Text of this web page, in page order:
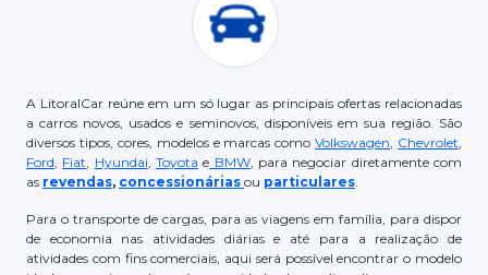
A LitoralCar reúne em um só lugar as principais ofertas relacionadas
a carros novos, usados e seminovos, disponíveis em sua região. São
diversos tipos, cores, modelos e marcas comoVolkswagen, Chevrolet,
Ford, Fiat, Hyundai,Toyota e BMW, para negociar diretamente com
as revendas, concessionárias ou particulares.
Para o transporte de cargas, para as viagens em família, para dispor
de economia nas atividades diárias e até para a realização de
atividades com fins comerciais, aqui será possível encontrar o modelo